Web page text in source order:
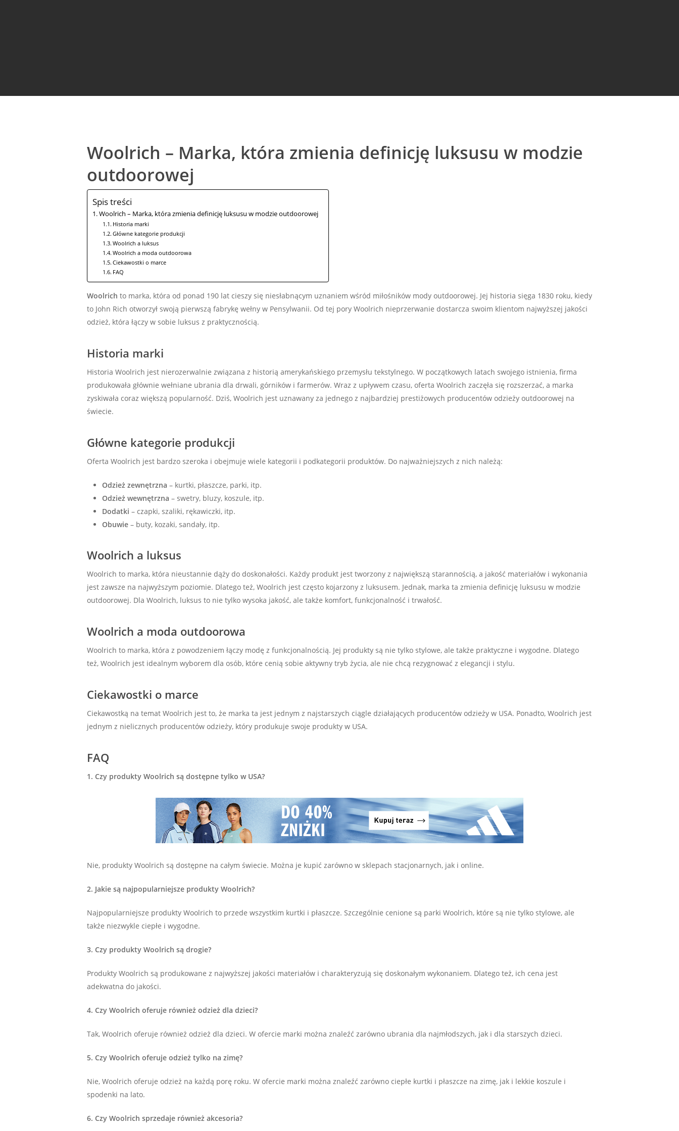
Hit enter to search or ESC to close
Woolrich – Marka, która zmienia definicję luksusu w modzie
outdoorowej
Spis treści
Woolrich – Marka, która zmienia definicję luksusu w modzie outdoorowej
Historia marki
Główne kategorie produkcji
Woolrich a luksus
Woolrich a moda outdoorowa
Ciekawostki o marce
FAQ
Woolrich to marka, która od ponad 190 lat cieszy się niesłabnącym uznaniem wśród miłośników mody outdoorowej. Jej historia sięga 1830 roku, kiedy
to John Rich otworzył swoją pierwszą fabrykę wełny w Pensylwanii. Od tej pory Woolrich nieprzerwanie dostarcza swoim klientom najwyższej jakości
odzież, która łączy w sobie luksus z praktycznością.
Historia marki
Historia Woolrich jest nierozerwalnie związana z historią amerykańskiego przemysłu tekstylnego. W początkowych latach swojego istnienia, firma
produkowała głównie wełniane ubrania dla drwali, górników i farmerów. Wraz z upływem czasu, oferta Woolrich zaczęła się rozszerzać, a marka
zyskiwała coraz większą popularność. Dziś, Woolrich jest uznawany za jednego z najbardziej prestiżowych producentów odzieży outdoorowej na
świecie.
Główne kategorie produkcji
Oferta Woolrich jest bardzo szeroka i obejmuje wiele kategorii i podkategorii produktów. Do najważniejszych z nich należą:
Odzież zewnętrzna – kurtki, płaszcze, parki, itp.
Odzież wewnętrzna – swetry, bluzy, koszule, itp.
Dodatki – czapki, szaliki, rękawiczki, itp.
Obuwie – buty, kozaki, sandały, itp.
Woolrich a luksus
Woolrich to marka, która nieustannie dąży do doskonałości. Każdy produkt jest tworzony z największą starannością, a jakość materiałów i wykonania
jest zawsze na najwyższym poziomie. Dlatego też, Woolrich jest często kojarzony z luksusem. Jednak, marka ta zmienia definicję luksusu w modzie
outdoorowej. Dla Woolrich, luksus to nie tylko wysoka jakość, ale także komfort, funkcjonalność i trwałość.
Woolrich a moda outdoorowa
Woolrich to marka, która z powodzeniem łączy modę z funkcjonalnością. Jej produkty są nie tylko stylowe, ale także praktyczne i wygodne. Dlatego
też, Woolrich jest idealnym wyborem dla osób, które cenią sobie aktywny tryb życia, ale nie chcą rezygnować z elegancji i stylu.
Ciekawostki o marce
Ciekawostką na temat Woolrich jest to, że marka ta jest jednym z najstarszych ciągle działających producentów odzieży w USA. Ponadto, Woolrich jest
jednym z nielicznych producentów odzieży, który produkuje swoje produkty w USA.
FAQ
1. Czy produkty Woolrich są dostępne tylko w USA?
Nie, produkty Woolrich są dostępne na całym świecie. Można je kupić zarówno w sklepach stacjonarnych, jak i online.
2. Jakie są najpopularniejsze produkty Woolrich?
Najpopularniejsze produkty Woolrich to przede wszystkim kurtki i płaszcze. Szczególnie cenione są parki Woolrich, które są nie tylko stylowe, ale
także niezwykle ciepłe i wygodne.
3. Czy produkty Woolrich są drogie?
Produkty Woolrich są produkowane z najwyższej jakości materiałów i charakteryzują się doskonałym wykonaniem. Dlatego też, ich cena jest
adekwatna do jakości.
4. Czy Woolrich oferuje również odzież dla dzieci?
Tak, Woolrich oferuje również odzież dla dzieci. W ofercie marki można znaleźć zarówno ubrania dla najmłodszych, jak i dla starszych dzieci.
5. Czy Woolrich oferuje odzież tylko na zimę?
Nie, Woolrich oferuje odzież na każdą porę roku. W ofercie marki można znaleźć zarówno ciepłe kurtki i płaszcze na zimę, jak i lekkie koszule i
spodenki na lato.
6. Czy Woolrich sprzedaje również akcesoria?